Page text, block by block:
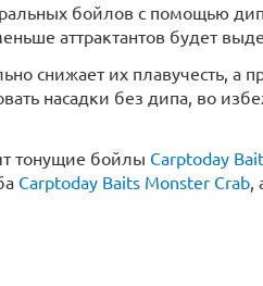
бойлов с помощью
аттрактантов будет
снижает их плавучесть, а
насадки без дипа, во
тонущие бойлы Carptoday
Carptoday Baits Monster Crab,